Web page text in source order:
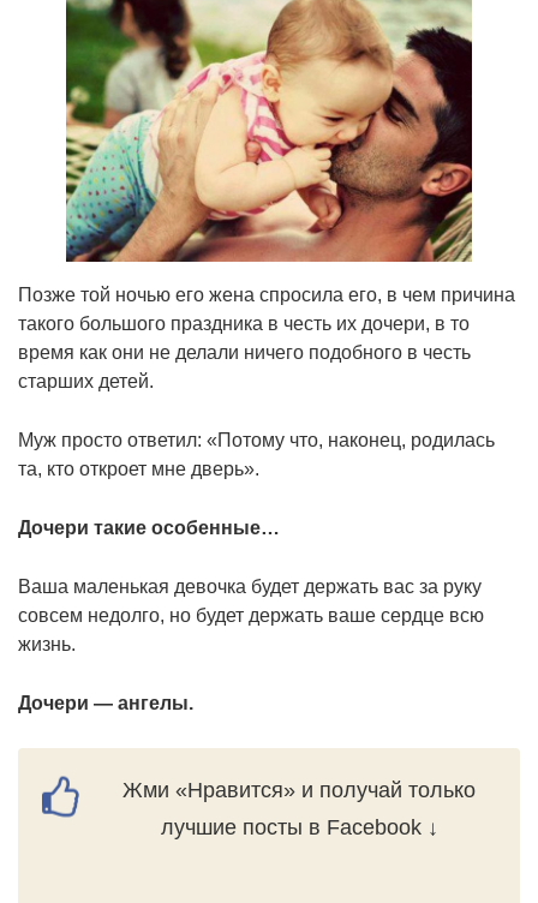
Позже той ночью его жена спросила его, в чем причина
такого большого праздника в честь их дочери, в то
время как они не делали ничего подобного в честь
старших детей.
Муж просто ответил: «Потому что, наконец, родилась
та, кто откроет мне дверь».
Дочери такие особенные…
Ваша маленькая девочка будет держать вас за руку
совсем недолго, но будет держать ваше сердце всю
жизнь.
Дочери — ангелы.
Жми «Нравится» и получай только
лучшие посты в Facebook ↓